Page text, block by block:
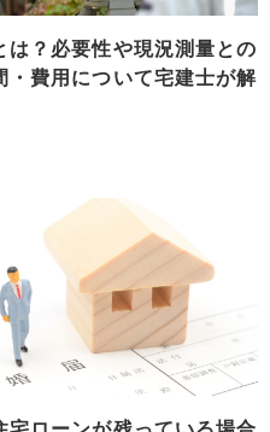
は？必要性や現況測量との
・費用について宅建士が解